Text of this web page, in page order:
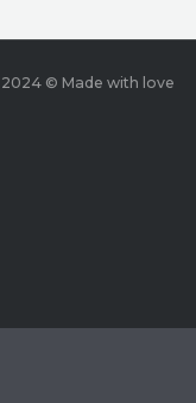
© Made with love